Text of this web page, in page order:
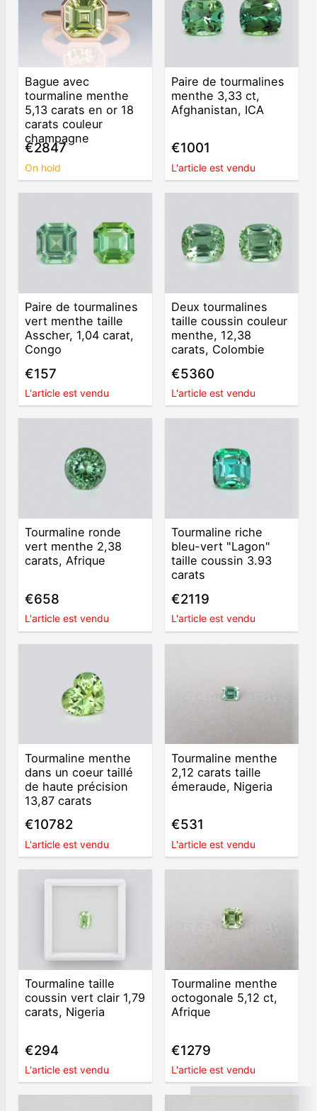
Bague avec
tourmaline menthe
5,13 carats en or 18
carats couleur
champagne
€2847
On hold
Paire de tourmalines
menthe 3,33 ct,
Afghanistan, ICA
€1001
L'article est vendu
Paire de tourmalines
vert menthe taille
Asscher, 1,04 carat,
Congo
€157
L'article est vendu
Deux tourmalines
taille coussin couleur
menthe, 12,38
carats, Colombie
€5360
L'article est vendu
Tourmaline ronde
vert menthe 2,38
carats, Afrique
€658
L'article est vendu
Tourmaline riche
bleu-vert "Lagon"
taille coussin 3.93
carats
€2119
L'article est vendu
Tourmaline menthe
dans un coeur taillé
de haute précision
13,87 carats
€10782
L'article est vendu
Tourmaline menthe
2,12 carats taille
émeraude, Nigeria
€531
L'article est vendu
Tourmaline taille
coussin vert clair 1,79
carats, Nigeria
€294
L'article est vendu
Tourmaline menthe
octogonale 5,12 ct,
Afrique
€1279
L'article est vendu